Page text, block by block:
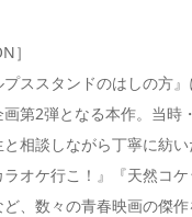
］
ススタンドのはしの方
画第2弾となる本作。当時
相談しながら丁寧に紡
オケ行こ！』『天然コ
ど、数々の青春映画の傑